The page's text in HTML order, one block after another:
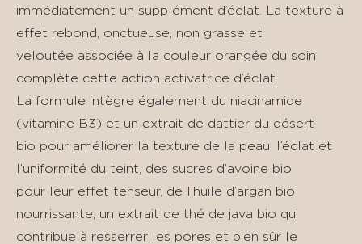
immédiatement un supplément d’éclat. La texture à
effet rebond, onctueuse, non grasse et
veloutée associée à la couleur orangée du soin
complète cette action activatrice d’éclat.
La formule intègre également du niacinamide
(vitamine B3) et un extrait de dattier du désert
bio pour améliorer la texture de la peau, l’éclat et
l’uniformité du teint, des sucres d’avoine bio
pour leur effet tenseur, de l’huile d’argan bio
nourrissante, un extrait de thé de java bio qui
contribue à resserrer les pores et bien sûr le